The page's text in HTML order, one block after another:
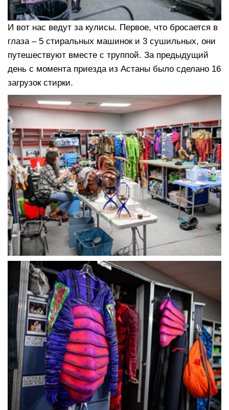
И вот нас ведут за кулисы. Первое, что бросается в
глаза – 5 стиральных машинок и 3 сушильных, они
путешествуют вместе с труппой. За предыдущий
день с момента приезда из Астаны было сделано 16
загрузок стирки.